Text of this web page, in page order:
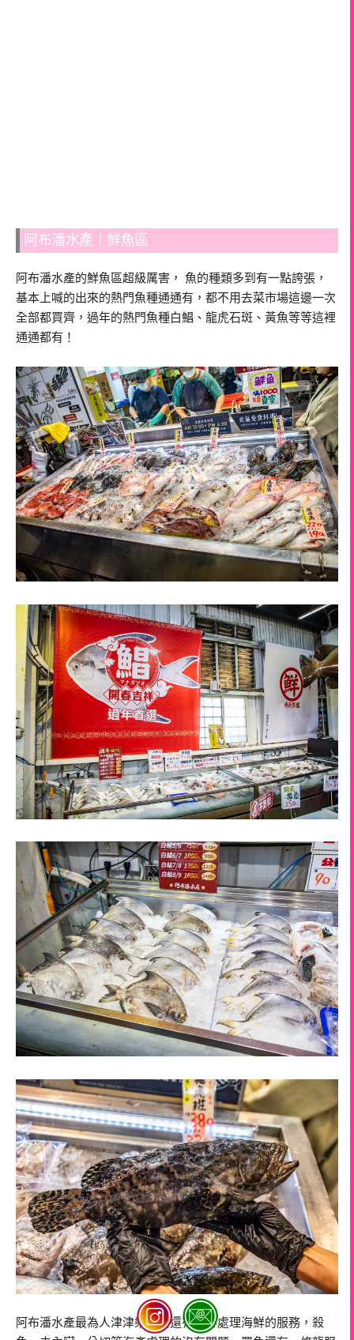
阿布潘水產｜鮮魚區
阿布潘水產的鮮魚區超級厲害， 魚的種類多到有一點誇張，
基本上喊的出來的熱門魚種通通有，都不用去菜市場這邊一次
全部都買齊，過年的熱門魚種白鯧、龍虎石斑、黃魚等等這裡
通通都有！
阿布潘水產最為人津津樂道的還有代客處理海鮮的服務，殺